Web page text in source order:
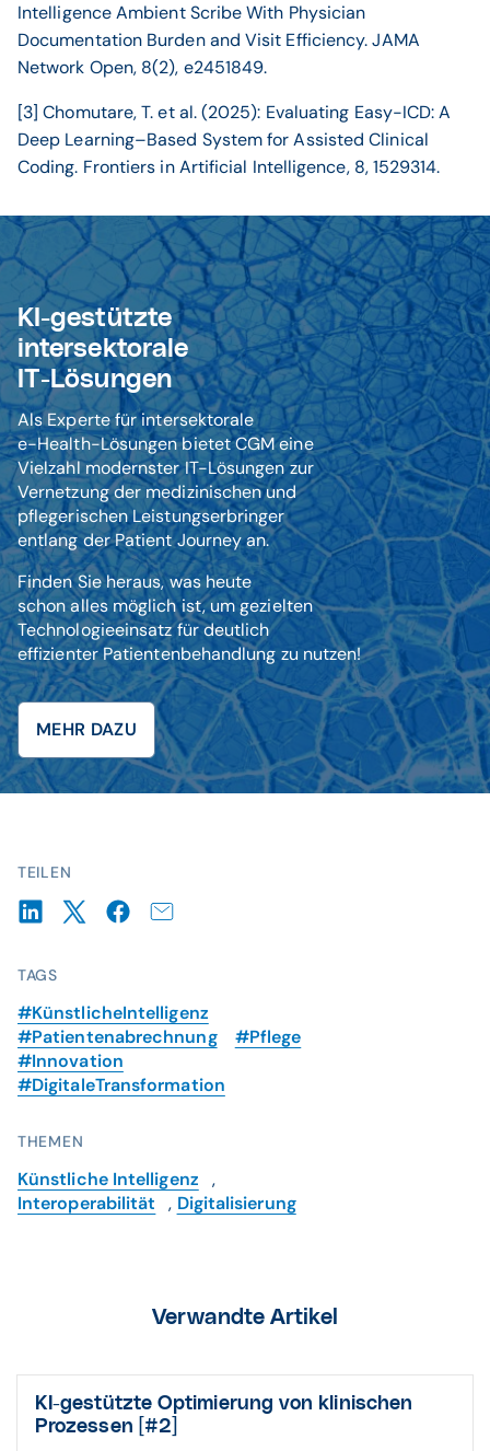
TEILEN
TAGS
#KünstlicheIntelligenz
#Patientenabrechnung
#Pflege
#Innovation
#DigitaleTransformation
THEMEN
Künstliche Intelligenz
,
Interoperabilität
, Digitalisierung
Intelligence Ambient Scribe With Physician
Documentation Burden and Visit Efficiency. JAMA
Network Open, 8(2), e2451849.
[3] Chomutare, T. et al. (2025): Evaluating Easy-ICD: A
Deep Learning–Based System for Assisted Clinical
Coding. Frontiers in Artificial Intelligence, 8, 1529314.
KI-gestützte
intersektorale
IT-Lösungen
Als Experte für intersektorale
e-Health-Lösungen bietet CGM eine
Vielzahl modernster IT-Lösungen zur
Vernetzung der medizinischen und
pflegerischen Leistungserbringer
entlang der Patient Journey an.
Finden Sie heraus, was heute
schon alles möglich ist, um gezielten
Technologieeinsatz für deutlich
effizienter Patientenbehandlung zu nutzen!
MEHR DAZU
Verwandte Artikel
KI-ge­stützte Opti­mie­rung von klini­schen
Pro­zes­sen [#2]